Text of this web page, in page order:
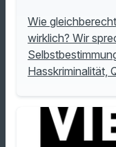
Wie
wirklich? Wir
Hasskriminalität,